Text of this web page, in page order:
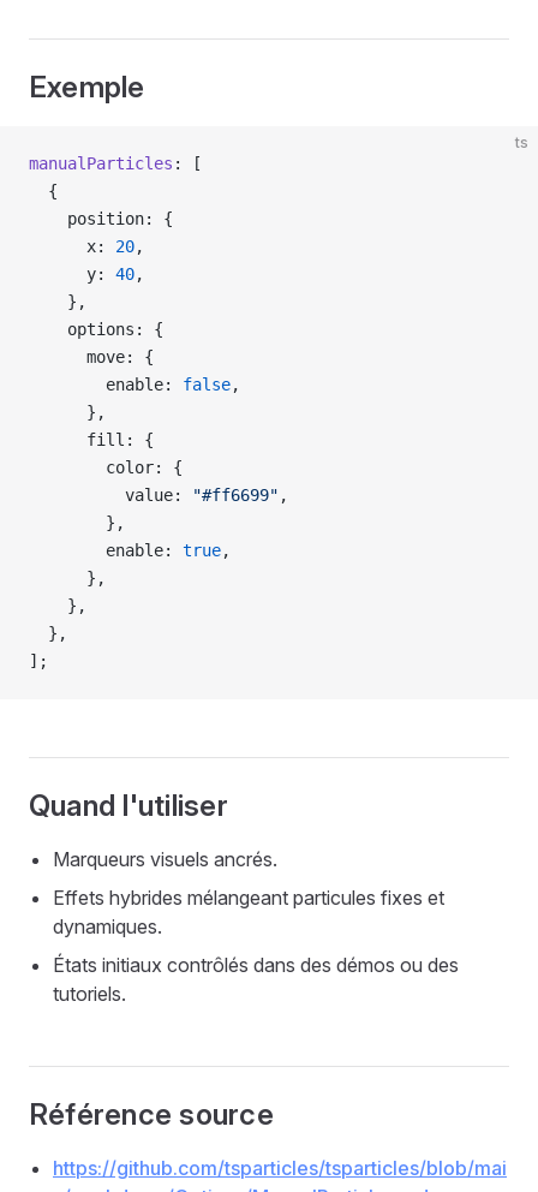
Exemple
ts
manualParticles : [
  {
    position: {
      x:
20,
      y:
40,
    },
    options: {
      move: {
        enable:
false,
      },
      fill: {
        color: {
          value:
"#ff6699" ,
        },
        enable:
true,
      },
    },
  },
];
Quand l'utiliser
Marqueurs visuels ancrés.
Effets hybrides mélangeant particules fixes et
dynamiques.
États initiaux contrôlés dans des démos ou des
tutoriels.
Référence source
https://github.com/tsparticles/tsparticles/blob/mai